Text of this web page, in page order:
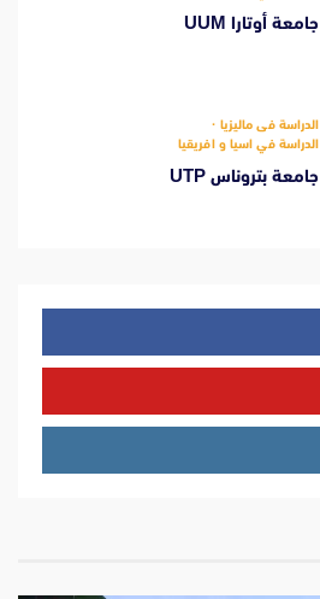
جامعة أوتارا UUM
الدراسة فى ماليزيا
الدراسة في اسيا و افريقيا
جامعة بتروناس UTP